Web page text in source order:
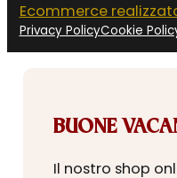
Ecommerce
Privacy PolicyCookie
BUONE
Il nostro shop